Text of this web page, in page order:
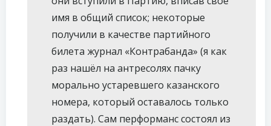
имя в общий список; некоторые
получили в качестве партийного
билета журнал «Контрабанда» (я как
раз нашёл на антресолях пачку
морально устаревшего казанского
номера, который оставалось только
раздать). Сам перформанс состоял из